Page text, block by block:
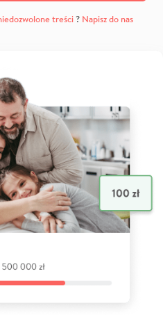
treści? Napisz do nas